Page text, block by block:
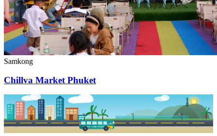
Samkong
Chillva Market Phuket
PKSB STOP
PHUKET SMART BUS